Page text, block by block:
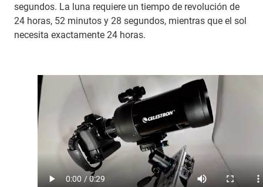
segundos. La luna requiere un tiempo de revolución de
24 horas, 52 minutos y 28 segundos, mientras que el sol
necesita exactamente 24 horas.